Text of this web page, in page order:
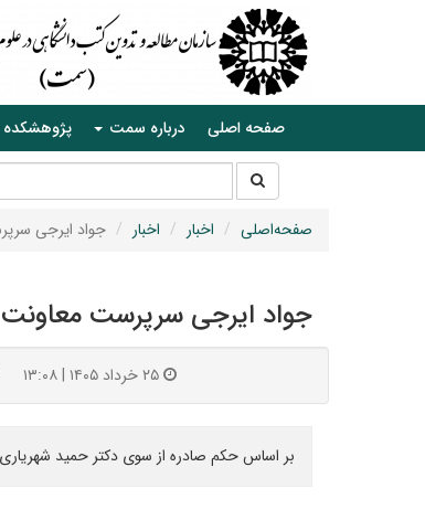
صفحه اصلی درباره سمت پژوهشکده
جستجو
در
سایت صفحه‌اصلی اخبار اخبار جواد ایرجی
جواد ایرجی سرپرست
۲۵ خرداد ۱۴۰۵ | ۱۳:۰۸
بر اساس حکم صادره از سوی دکتر حمید